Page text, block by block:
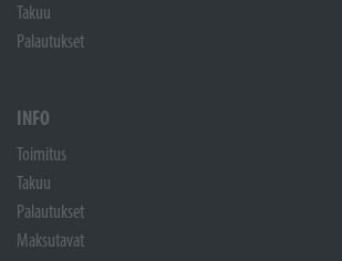
Takuu
Palautukset
INFO
Toimitus
Takuu
Palautukset
Maksutavat